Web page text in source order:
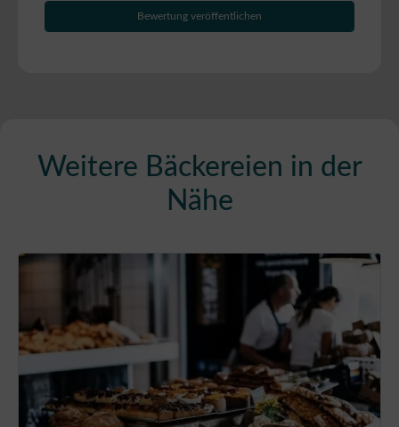
Weitere Bäckereien in der
Nähe